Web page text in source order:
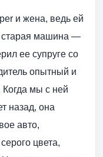
и жена, ведь ей
старая машина —
ее супруге со
опытный и
мы с ней
назад, она
авто,
цвета,